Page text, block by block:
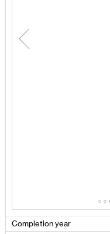
Completion year